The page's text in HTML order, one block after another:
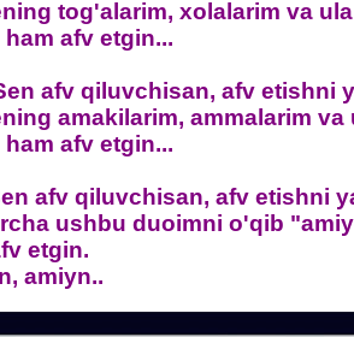
tog'alarim, xolalarim va
afv etgin...
afv qiluvchisan, afv etishni
amakilarim, ammalarim va
afv etgin...
afv qiluvchisan, afv etishni
ushbu duoimni o'qib
etgin.
amiyn..